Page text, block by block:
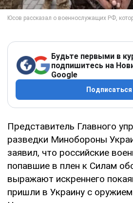
Будьте первыми в
подпишитесь на
Google
Подписаться
Представитель Главного
разведки Минобороны
заявил, что российские
попавшие в плен к Силам
выражают искреннего
пришли в Украину с